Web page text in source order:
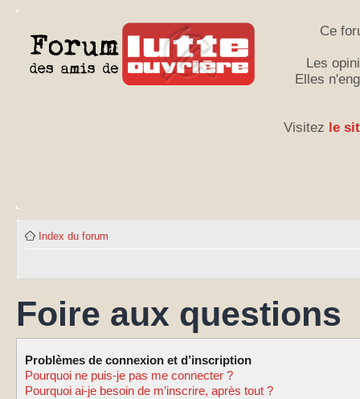
Ce
Les
Elles
Visitez le
Index du forum
Foire aux questions
Problèmes de connexion et d’inscription
Pourquoi ne puis-je pas me connecter ?
Pourquoi ai-je besoin de m’inscrire, après tout ?